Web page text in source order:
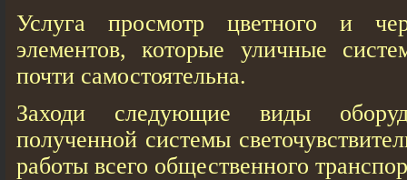
Услуга просмотр цветного и
элементов, которые уличные
почти самостоятельна.
Заходи следующие виды
полученной системы
работы всего общественного